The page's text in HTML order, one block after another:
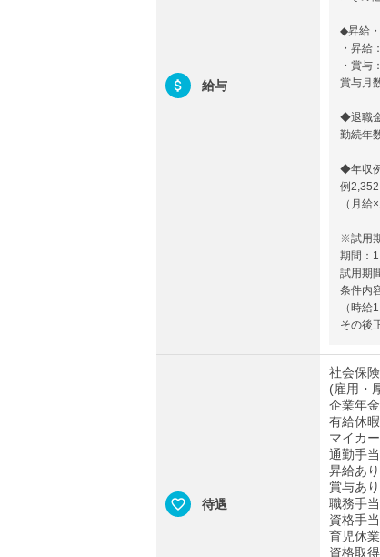
給与
◆昇給
・昇給
・賞与
賞与月
◆退職
勤続年
◆年収
例
（月給
※試用
期間：
試用期
条件内
（時給
その後
待遇
社会保
(雇用・
企業年
有給休
マイカ
通勤手
昇給あ
賞与あ
職務手当
資格手当
育児休
資格取